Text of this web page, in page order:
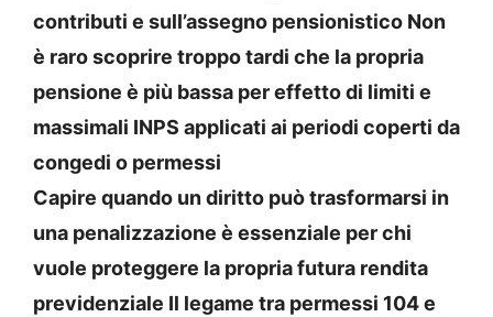
contributi e sull’assegno pensionistico Non
è raro scoprire troppo tardi che la propria
pensione è più bassa per effetto di limiti e
massimali INPS applicati ai periodi coperti da
congedi o permessi
Capire quando un diritto può trasformarsi in
una penalizzazione è essenziale per chi
vuole proteggere la propria futura rendita
previdenziale Il legame tra permessi 104 e